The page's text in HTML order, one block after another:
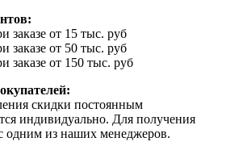
заказе от 15 тыс. руб
заказе от 50 тыс. руб
заказе от 150 тыс. руб
скидки постоянным
индивидуально. Для получения
одним из наших менеджеров.